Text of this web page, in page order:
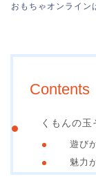
おもちゃオンライン
Contents
くもんの
遊び
魅力